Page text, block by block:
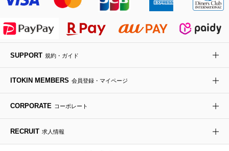
HIROKO KOSHINO
ライダースジャケット
デニムジャケット
ダウンジャケット・コート
ハンカチ・バンダナ
手袋
チャーム・ストラップ
バックパック・リュック
ボディバッグ・メッセンジャーバッグ
トラベルバッグ
フラットシューズ
ローファー
ドレスシューズ
カサブランカ・カラー
ラナンキュラス
ポプリアレンジ＆フレグランス
SUPPORT 規約・ガイド
ITOKIN MEMBERS 会員登録・マイページ
CORPORATE コーポレート
RECRUIT 求人情報